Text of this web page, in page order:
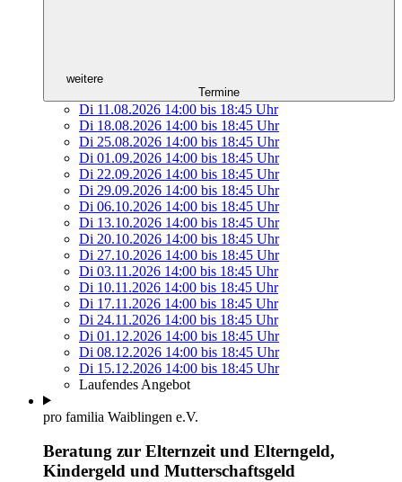
weitere
Termine
Di 11.08.2026 14:00 bis 18:45 Uhr
Di 18.08.2026 14:00 bis 18:45 Uhr
Di 25.08.2026 14:00 bis 18:45 Uhr
Di 01.09.2026 14:00 bis 18:45 Uhr
Di 22.09.2026 14:00 bis 18:45 Uhr
Di 29.09.2026 14:00 bis 18:45 Uhr
Di 06.10.2026 14:00 bis 18:45 Uhr
Di 13.10.2026 14:00 bis 18:45 Uhr
Di 20.10.2026 14:00 bis 18:45 Uhr
Di 27.10.2026 14:00 bis 18:45 Uhr
Di 03.11.2026 14:00 bis 18:45 Uhr
Di 10.11.2026 14:00 bis 18:45 Uhr
Di 17.11.2026 14:00 bis 18:45 Uhr
Di 24.11.2026 14:00 bis 18:45 Uhr
Di 01.12.2026 14:00 bis 18:45 Uhr
Di 08.12.2026 14:00 bis 18:45 Uhr
Di 15.12.2026 14:00 bis 18:45 Uhr
Laufendes Angebot
pro familia Waiblingen e.V.
Beratung zur Elternzeit und Elterngeld,
Kindergeld und Mutterschaftsgeld